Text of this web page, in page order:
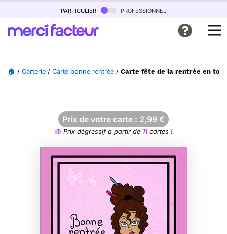
particulier professionnel
🏠 / Carterie / Carte bonne rentrée / Carte fête de la rentrée en
Prix de votre carte : 2,99 €
Prix dégressif à partir de 11cartes !